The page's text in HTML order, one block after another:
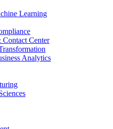
Learning
Center
Analytics